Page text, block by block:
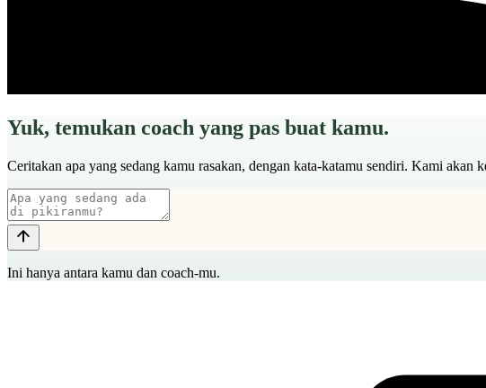
Yuk, temukan coach yang pas buat kamu.
Ceritakan apa yang sedang kamu rasakan, dengan kata-katamu sendiri. Kami akan
Ini hanya antara kamu dan coach-mu.